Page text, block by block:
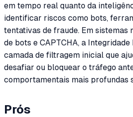
em tempo real quanto da
identificar riscos como bots,
tentativas de fraude. Em sistemas
de bots e CAPTCHA, a
camada de filtragem inicial que
desafiar ou bloquear o tráfego
comportamentais mais profundas
Prós